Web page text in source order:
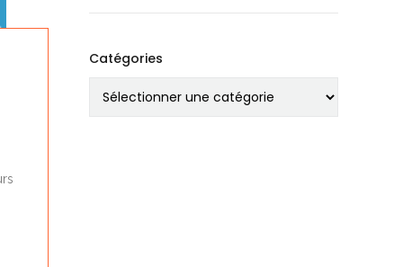
Catégories